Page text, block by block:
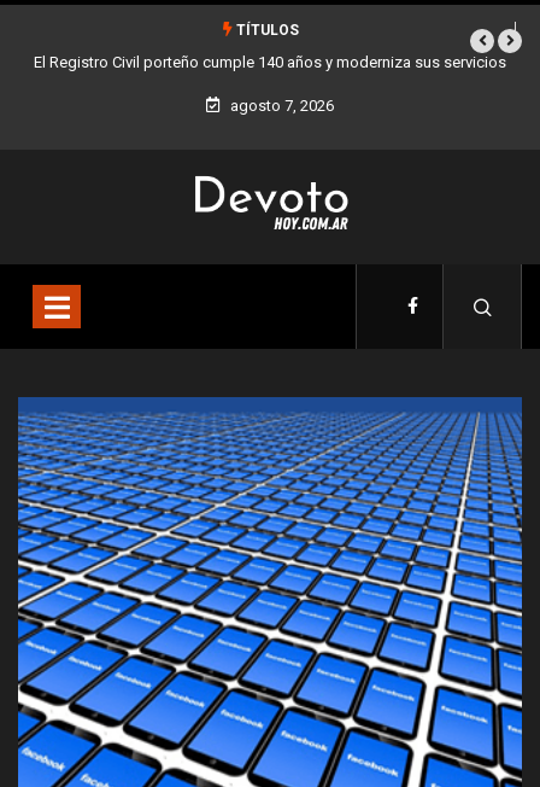
TÍTULOS
Civil porteño cumple 140 años y moderniza sus servicios Buenos Aires
agosto 7, 2026